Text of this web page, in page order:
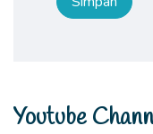
Youtube